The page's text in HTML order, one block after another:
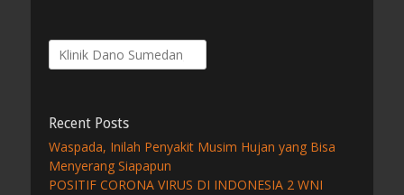
Search
for:
Recent Posts
Waspada, Inilah Penyakit Musim Hujan yang Bisa
Menyerang Siapapun
POSITIF CORONA VIRUS DI INDONESIA 2 WNI